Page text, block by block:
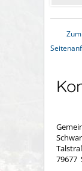
Zum
79677